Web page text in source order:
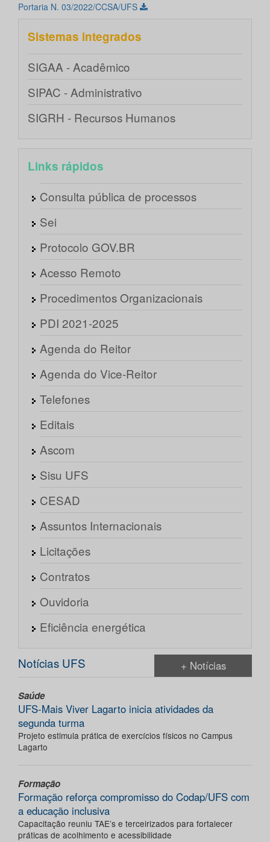
Portaria N. 03/2022/CCSA/UFS
Sistemas integrados
SIGAA - Acadêmico
SIPAC - Administrativo
SIGRH - Recursos Humanos
Links rápidos
Consulta pública de processos
Sei
Protocolo GOV.BR
Acesso Remoto
Procedimentos Organizacionais
PDI 2021-2025
Agenda do Reitor
Agenda do Vice-Reitor
Telefones
Editais
Ascom
Sisu UFS
CESAD
Assuntos Internacionais
Licitações
Contratos
Ouvidoria
Eficiência energética
Notícias UFS + Notícias
Saúde
UFS-Mais Viver Lagarto inicia atividades da
segunda turma
Projeto estimula prática de exercícios físicos no Campus
Lagarto
Formação
Formação reforça compromisso do Codap/UFS com
a educação inclusiva
Capacitação reuniu TAE’s e terceirizados para fortalecer
práticas de acolhimento e acessibilidade